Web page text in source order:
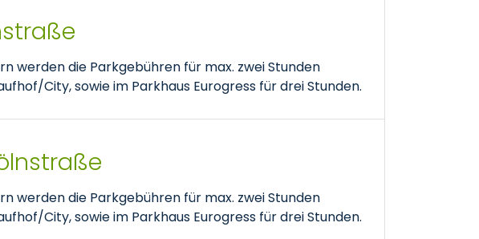
werden die Parkgebühren für max. zwei Stunden
City, sowie im Parkhaus Eurogress für drei Stunden.
werden die Parkgebühren für max. zwei Stunden
City, sowie im Parkhaus Eurogress für drei Stunden.